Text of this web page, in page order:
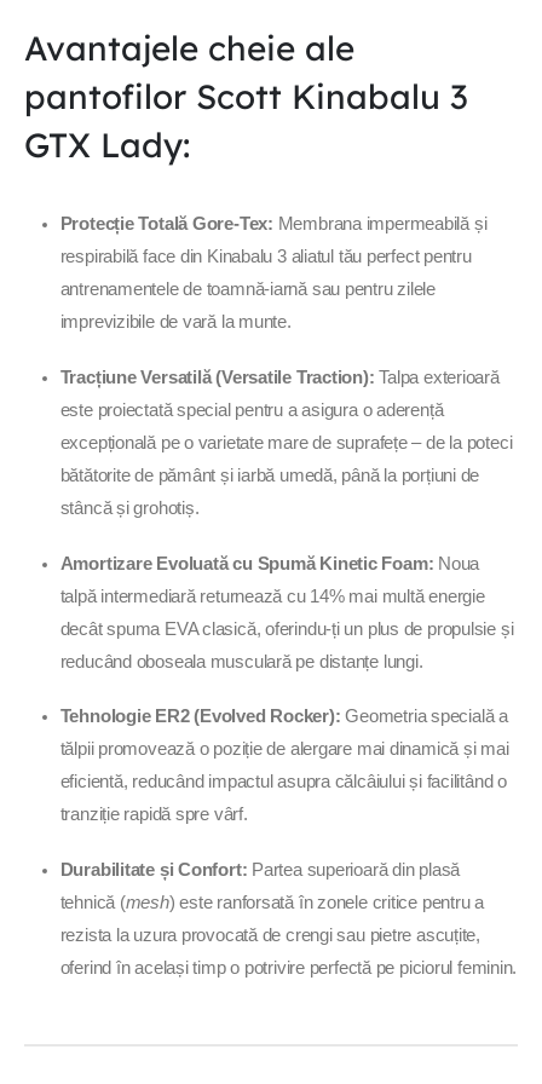
Tehnologie ER2 (Evolved Rocker):Geometria specială a
tălpii promovează o poziție de alergare mai dinamică și mai
eficientă, reducând impactul asupra călcâiului și facilitând o
tranziție rapidă spre vârf.
tehnică (mesh) este ranforsată în zonele critice pentru a
rezista la uzura provocată de crengi sau pietre ascuțite,
oferind în același timp o potrivire perfectă pe piciorul feminin.
Destinație:
Trail running, alergare montană, fast-hiking,
antrenamente outdoor.
Membrană:GORE-TEX (impermeabilitate totală).
Tehnologie Talpă Intermediară:Kinetic Foam & ER2
– Evolved Rocker Technology.
Tip Aderență: Versatile Traction (crampoane
Material Superior:Mesh respirabil cu protecții TPU
(vârf ranforsat împotriva loviturilor).
Drop: 7 mm (Garantează echilibrul ideal între
amortizare și stabilitate).
Greutate:Aprox. 300g / pantof (design ultra-ușor
pentru performanță).
Avantajele cheie ale
pantofilor Scott Kinabalu 3
GTX Lady:
Protecție Totală Gore-Tex: Membrana impermeabilă și
respirabilă face din Kinabalu 3 aliatul tău perfect pentru
antrenamentele de toamnă-iarnă sau pentru zilele
imprevizibile de vară la munte.
Tracțiune Versatilă (Versatile Traction): Talpa exterioară
este proiectată special pentru a asigura o aderență
excepțională pe o varietate mare de suprafețe – de la poteci
bătătorite de pământ și iarbă umedă, până la porțiuni de
stâncă și grohotiș.
Amortizare Evoluată cu Spumă Kinetic Foam: Noua
talpă intermediară returnează cu 14% mai multă energie
decât spuma EVA clasică, oferindu-ți un plus de propulsie și
reducând oboseala musculară pe distanțe lungi.
Tehnologie ER2 (Evolved Rocker): Geometria specială a
tălpii promovează o poziție de alergare mai dinamică și mai
eficientă, reducând impactul asupra călcâiului și facilitând o
tranziție rapidă spre vârf.
Durabilitate și Confort: Partea superioară din plasă
tehnică (mesh) este ranforsată în zonele critice pentru a
rezista la uzura provocată de crengi sau pietre ascuțite,
oferind în același timp o potrivire perfectă pe piciorul feminin.